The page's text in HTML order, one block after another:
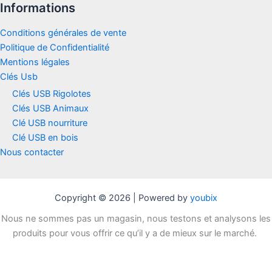
Informations
Conditions générales de vente
Politique de Confidentialité
Mentions légales
Clés Usb
Clés USB Rigolotes
Clés USB Animaux
Clé USB nourriture
Clé USB en bois
Nous contacter
Copyright © 2026 | Powered by youbix
Nous ne sommes pas un magasin, nous testons et analysons les
produits pour vous offrir ce qu’il y a de mieux sur le marché.